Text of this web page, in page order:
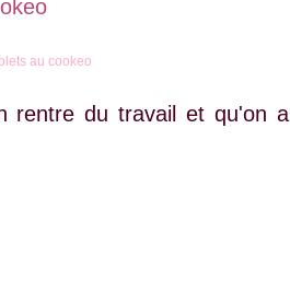
rentre du travail et qu'on a